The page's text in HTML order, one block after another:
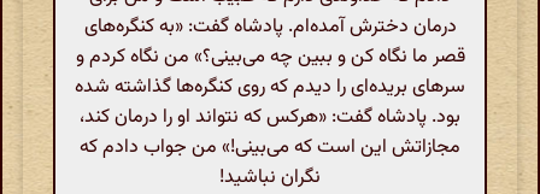
درمان دخترش آمده‌ام. پادشاه گفت: «به کنگره‌های
قصر ما نگاه کن و ببین چه می‌بینی؟» من نگاه کردم و
سرهای بریده‌ای را دیدم که روی کنگره‌ها گذاشته شده
بود. پادشاه گفت: «هرکس که نتواند او را درمان کند،
مجازاتش این است که می‌بینی!» من جواب دادم که
نگران نباشید!